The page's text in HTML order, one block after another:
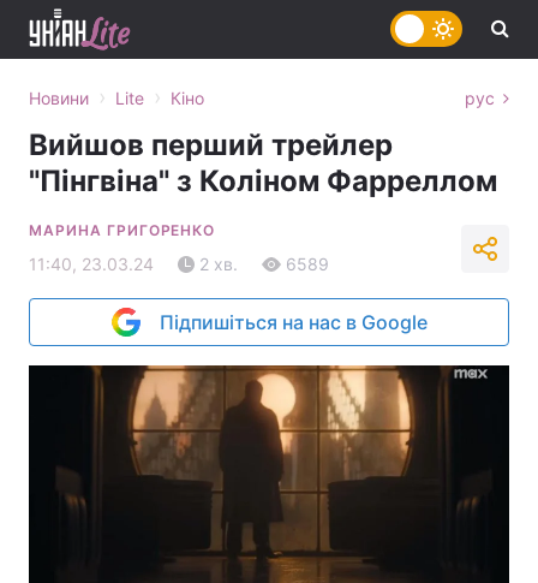
Новини › Lite › Кіно рус
Вийшов перший трейлер
"Пінгвіна" з Коліном Фарреллом
МАРИНА ГРИГОРЕНКО
11:40, 23.03.24 2 хв. 6589
Підпишіться на нас в Google